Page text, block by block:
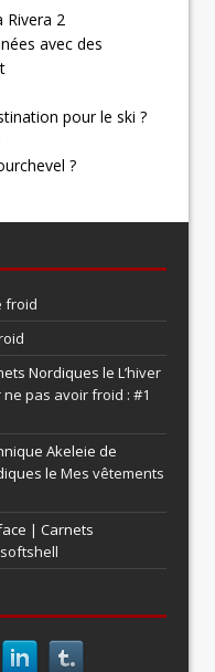
Rivera 2
avec des
pour le ski ?
?
froid
Nordiques le L’hiver
pas avoir froid : #1
Akeleie de
le Mes vêtements
| Carnets